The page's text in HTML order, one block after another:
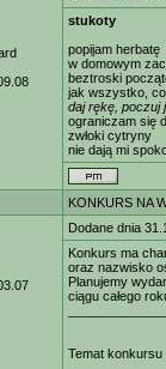
stukoty
popijam herbatę
w domowym
beztroski
jak wszystko,
daj rękę, poczuj
ograniczam się
zwłoki cytryny
nie dają mi
KONKURS NA
Dodane dnia
Konkurs ma
oraz nazwisko
Planujemy
ciągu całego
Temat konkursu